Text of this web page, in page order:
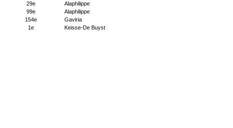
29e
Alaphilippe
99e
Alaphilippe
154e
Gaviria
1e Keisse-De Buyst